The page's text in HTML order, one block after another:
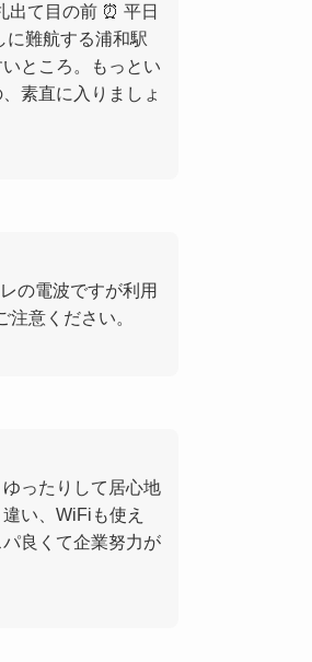
出て目の前 ⏰ 平日
に難航する浦和駅
ところ。もっとい
素直に入りましょ
の電波ですが利用
意ください。
ったりして居心地
い、WiFiも使え
良くて企業努力が